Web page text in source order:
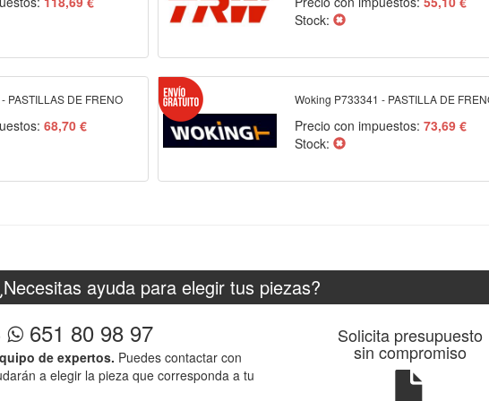
Stock:
PASTILLAS DE FRENO
68,70 €
Woking P733341 - PASTILLA DE
Precio con impuestos: 73,69 €
Stock:
ayuda para elegir tus piezas?
651 80 98 97
de expertos. Puedes contactar con
a elegir la pieza que corresponda a tu
Solicita presupuesto
sin compromiso